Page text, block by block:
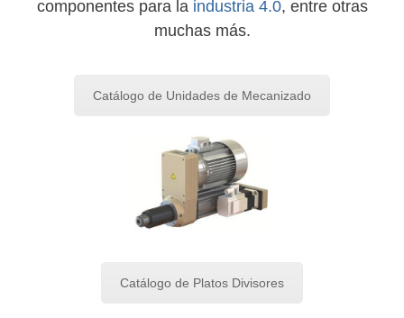
componentes para la industria 4.0, entre otras
muchas más.
Catálogo de Unidades de Mecanizado
Catálogo de Platos Divisores